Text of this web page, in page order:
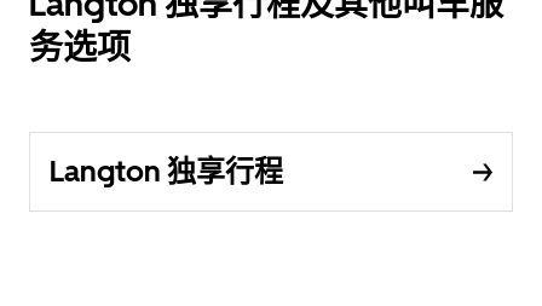
务选项
Langton 独享行程